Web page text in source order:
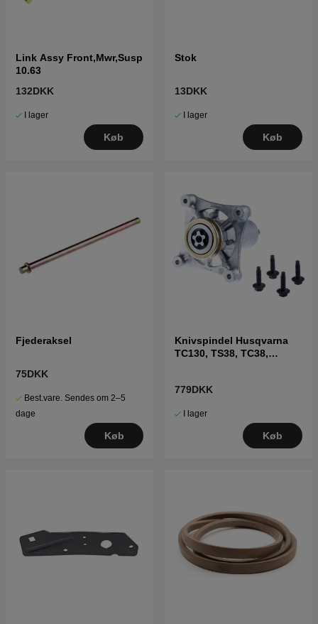
Link Assy Front,Mwr,Susp
10.63
132DKK
I lager
Køb
Stok
13DKK
I lager
Køb
Fjederaksel
75DKK
Best.vare. Sendes om 2–5
dage
Køb
Knivspindel Husqvarna
TC130, TS38, TC38,
779DKK
I lager
Køb